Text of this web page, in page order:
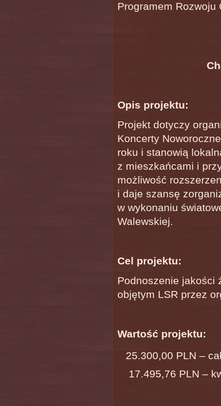
Programem
Opis projektu:
Projekt dotyczy
Koncerty
roku i stanowią
z mieszkańcami i
możliwość
i daje szansę
w wykonaniu
Walewskiej.
Cel projektu:
Podnoszenie jakości
objętym LSR przez
Wartość projektu:
25.300,00 PLN –
17.495,76 PLN –